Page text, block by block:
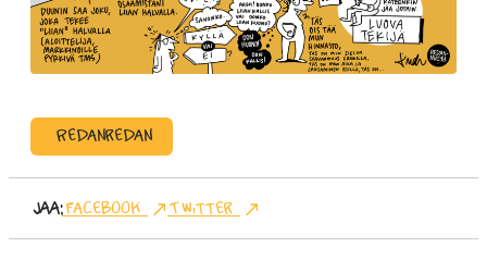
Redanredan
Jaa:Facebook Twitter